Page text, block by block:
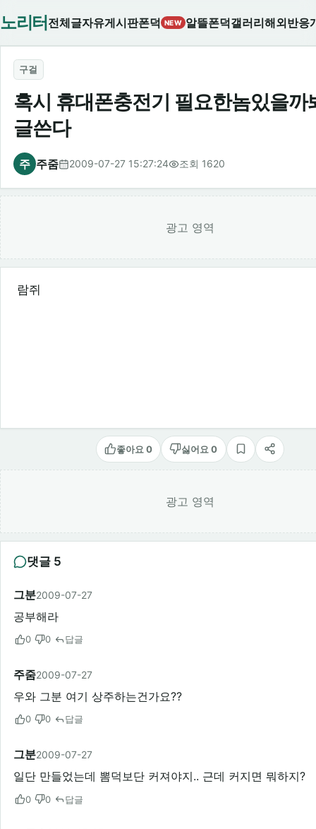
노리터 전체글자유게시판폰덕 NEW 알뜰폰덕갤러리해외반응
구걸
혹시 휴대폰충전기 필요한놈있을까
글쓴다
주 주줌 2009-07-27 15:27:24 조회 1620
광고 영역
람쥐
좋아요 0 싫어요 0
스크랩공유
광고 영역
댓글 5
그분2009-07-27
공부해라
0 0 답글
주줌2009-07-27
우와 그분 여기 상주하는건가요??
0 0 답글
그분2009-07-27
일단 만들었는데 뽐덕보단 커져야지.. 근데 커지면 뭐하지?
0 0 답글